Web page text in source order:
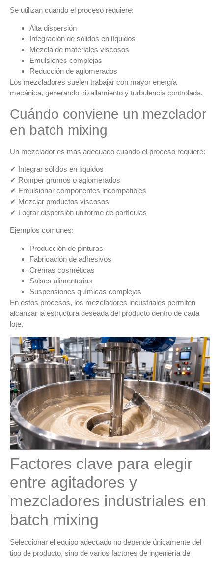
Se utilizan cuando el proceso requiere:
Alta dispersión
Integración de sólidos en líquidos
Mezcla de materiales viscosos
Emulsiones complejas
Reducción de aglomerados
Los mezcladores suelen trabajar con mayor energía
mecánica, generando cizallamiento y turbulencia controlada.
Cuándo conviene un mezclador
en batch mixing
Un mezclador es más adecuado cuando el proceso requiere:
✔ Integrar sólidos en líquidos
✔ Romper grumos o aglomerados
✔ Emulsionar componentes incompatibles
✔ Mezclar productos viscosos
✔ Lograr dispersión uniforme de partículas
Ejemplos comunes:
Producción de pinturas
Fabricación de adhesivos
Cremas cosméticas
Salsas alimentarias
Suspensiones químicas complejas
En estos procesos, los mezcladores industriales permiten
alcanzar la estructura deseada del producto dentro de cada
lote.
Factores clave para elegir
entre agitadores y
mezcladores industriales en
batch mixing
Seleccionar el equipo adecuado no depende únicamente del
tipo de producto, sino de varios factores de ingeniería de